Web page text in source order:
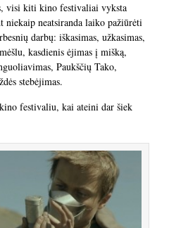
visi kiti kino festivaliai vyksta
niekaip neatsiranda laiko pažiūrėti
darbų: iškasimas, užkasimas,
kasdienis ėjimas į mišką,
Paukščių Tako,
stebėjimas.
festivaliu, kai ateini dar šiek